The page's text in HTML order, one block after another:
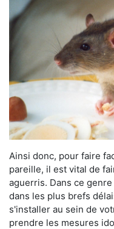
Ainsi donc, pour faire
pareille, il est vital de
aguerris. Dans ce
dans les plus brefs
s'installer au sein de
prendre les mesures